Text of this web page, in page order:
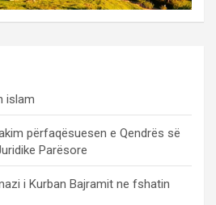
islam
përfaqësuesen e Qendrës së
Parësore
i Kurban Bajramit ne fshatin